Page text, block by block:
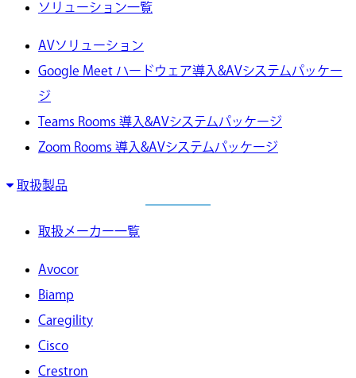
ソリューション一覧
AVソリューション
Google Meet ハードウェア導入&AVシステムパッケー
ジ
Teams Rooms 導入&AVシステムパッケージ
Zoom Rooms 導入&AVシステムパッケージ
取扱製品
取扱メーカー一覧
Avocor
Biamp
Caregility
Cisco
Crestron